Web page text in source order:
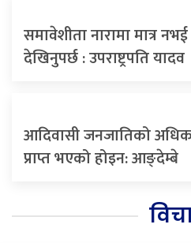
समावेशीता नारामा मात्र
देखिनुपर्छ : उपराष्ट्रपति यादव
आदिवासी जनजातिको
प्राप्त भएको होइन: आङ्देम्बे